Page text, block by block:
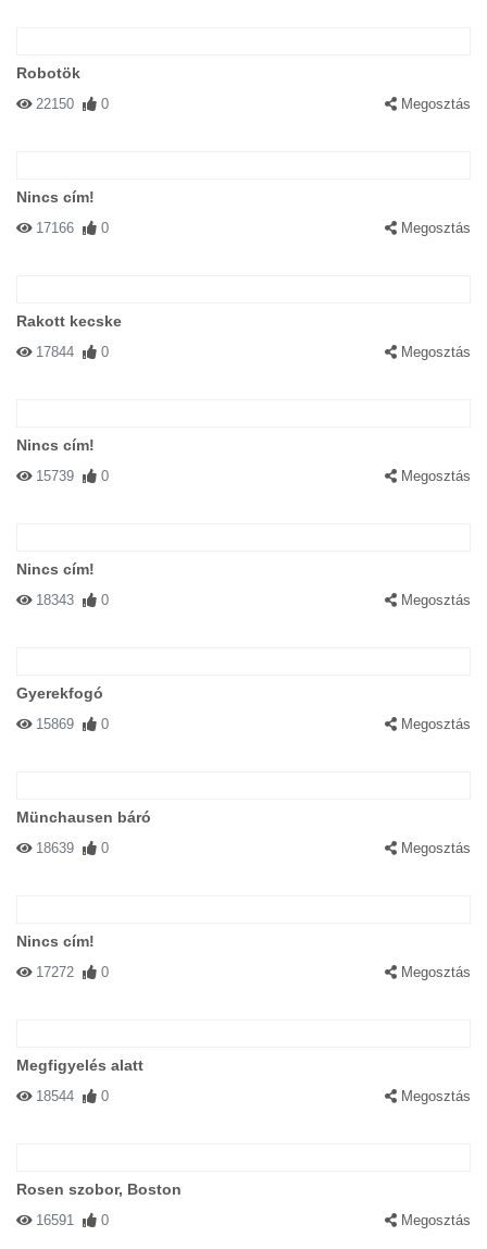
Robotök
22150 0 Megosztás
Nincs cím!
17166 0 Megosztás
Rakott kecske
17844 0 Megosztás
Nincs cím!
15739 0 Megosztás
Nincs cím!
18343 0 Megosztás
Gyerekfogó
15869 0 Megosztás
Münchausen báró
18639 0 Megosztás
Nincs cím!
17272 0 Megosztás
Megfigyelés alatt
18544 0 Megosztás
Rosen szobor, Boston
16591 0 Megosztás